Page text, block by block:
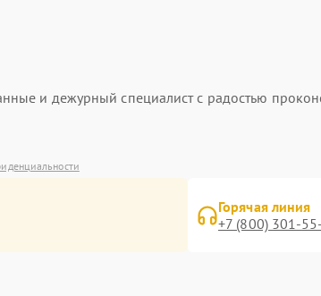
и дежурный специалист с радостью
Горячая линия
+7 (800) 301-